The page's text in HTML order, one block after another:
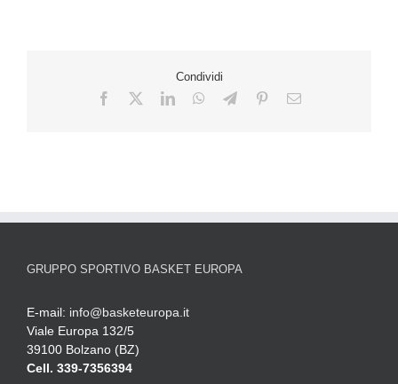
Condividi
GRUPPO SPORTIVO BASKET EUROPA
E-mail: info@basketeuropa.it
Viale Europa 132/5
39100 Bolzano (BZ)
Cell. 339-7356394